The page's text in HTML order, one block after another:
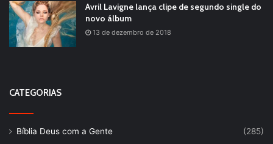
Avril Lavigne lança clipe de segundo single do
novo álbum
13 de dezembro de 2018
CATEGORIAS
Bíblia Deus com a Gente
(285)